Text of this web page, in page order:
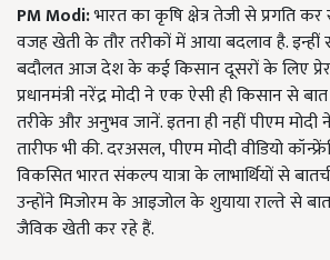
PM Modi:भारत का कृषि क्षेत्र तेजी से प्रगति
वजह खेती के तौर तरीकों में आया बदलाव है. इन्हीं
बदौलत आज देश के कई किसान दूसरों के लिए
प्रधानमंत्री नरेंद्र मोदी ने एक ऐसी ही किसान से
तरीके और अनुभव जानें. इतना ही नहीं पीएम
तारीफ भी की. दरअसल, पीएम मोदी वीडियो
विकसित भारत संकल्प यात्रा के लाभार्थियों से
उन्होंने मिजोरम के आइजोल के शुयाया राल्ते से
जैविक खेती कर रहे हैं.